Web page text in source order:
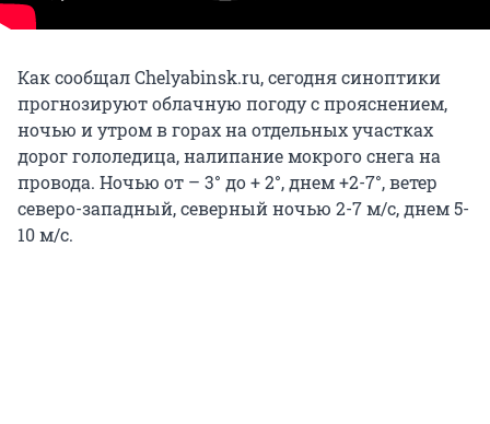
Как сообщал Chelyabinsk.ru, сегодня синоптики
прогнозируют облачную погоду с прояснением,
ночью и утром в горах на отдельных участках
дорог гололедица, налипание мокрого снега на
провода. Ночью от – 3° до + 2°, днем +2-7°, ветер
северо-западный, северный ночью 2-7 м/с, днем 5-
10 м/с.